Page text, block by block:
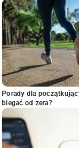
Porady dla
biegać od zera?